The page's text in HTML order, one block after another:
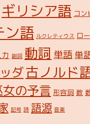
ギリシア語 コン
ン語 ルクレティウス ロ
力 副詞 動詞 単語単
ダ古ノルド
女の予言 形容詞 数
記号 詩 語源 音楽